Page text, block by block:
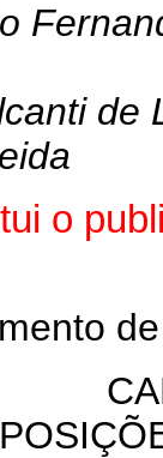
de
o
de